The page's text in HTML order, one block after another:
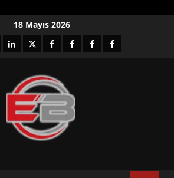
18 Mayıs 2026
LinkedIntwitterfacebook-Facebook-
Facebook-Facebook-